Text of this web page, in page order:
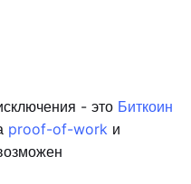
- это Биткоин
proof-of-work и